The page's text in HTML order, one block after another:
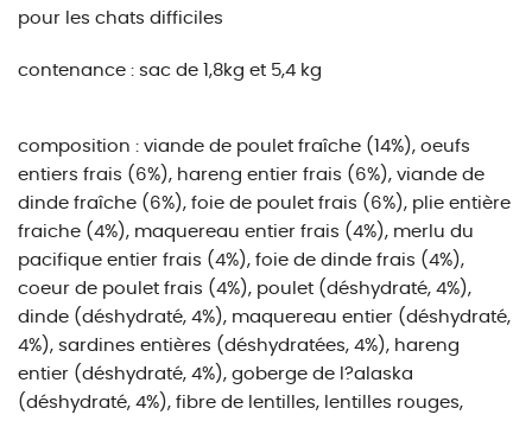
pour les chats difficiles
contenance : sac de 1,8kg et 5,4 kg
composition : viande de poulet fraîche (14%), oeufs
entiers frais (6%), hareng entier frais (6%), viande de
dinde fraîche (6%), foie de poulet frais (6%), plie entière
fraiche (4%), maquereau entier frais (4%), merlu du
pacifique entier frais (4%), foie de dinde frais (4%),
coeur de poulet frais (4%), poulet (déshydraté, 4%),
dinde (déshydraté, 4%), maquereau entier (déshydraté,
4%), sardines entières (déshydratées, 4%), hareng
entier (déshydraté, 4%), goberge de l?alaska
(déshydraté, 4%), fibre de lentilles, lentilles rouges,